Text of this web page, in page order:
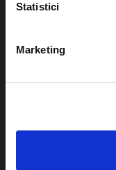
Statistici
Marketing